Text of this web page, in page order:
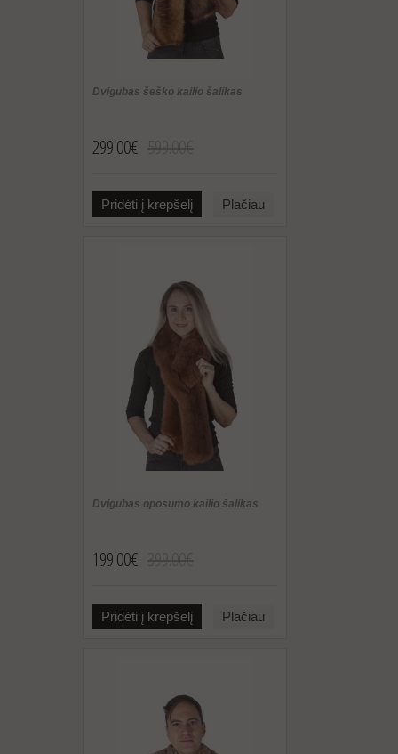
Dvigubas šeško kailio šalikas
299.00€
Pridėti į krepšelį Plačiau
Dvigubas oposumo kailio šalikas
199.00€
Pridėti į krepšelį Plačiau